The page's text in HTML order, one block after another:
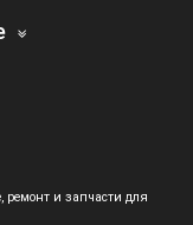
ремонт и запчасти для